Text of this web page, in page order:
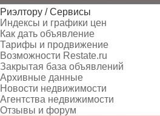
Риэлтору / Сервисы
Индексы и графики цен
Как дать объявление
Тарифы и продвижение
Возможности Restate.ru
Закрытая база объявлений
Архивные данные
Новости недвижимости
Агентства недвижимости
Отзывы и форум